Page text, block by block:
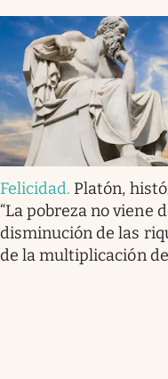
Felicidad. Platón,
“La pobreza no viene
disminución de las
de la multiplicación de